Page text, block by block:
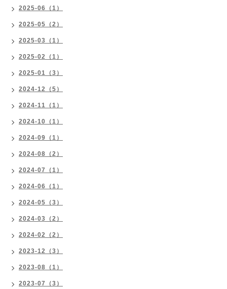
2025-06（1）
2025-05（2）
2025-03（1）
2025-02（1）
2025-01（3）
2024-12（5）
2024-11（1）
2024-10（1）
2024-09（1）
2024-08（2）
2024-07（1）
2024-06（1）
2024-05（3）
2024-03（2）
2024-02（2）
2023-12（3）
2023-08（1）
2023-07（3）